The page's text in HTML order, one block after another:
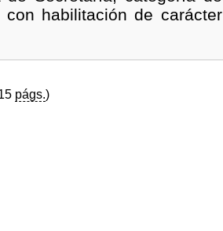
habilitación de carácter
págs.)